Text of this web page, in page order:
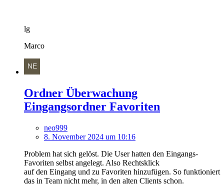
lg
Marco
Ordner Überwachung
Eingangsordner Favoriten
neo999
8. November 2024 um 10:16
Problem hat sich gelöst. Die User hatten den Eingangs-
Favoriten selbst angelegt. Also Rechtsklick
auf den Eingang und zu Favoriten hinzufügen. So funktioniert
das in Team nicht mehr, in den alten Clients schon.